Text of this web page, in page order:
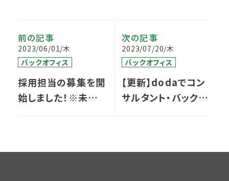
前の記事
2023/06/01/木
バックオフィス
採用担当の募集を開
始しました！※未経験
次の記事
2023/07/20/木
バックオフィス
【更新】dodaでコン
サルタント・バックオ